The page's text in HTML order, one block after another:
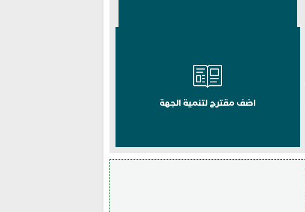
اضف مقترح لتنمية الجهة